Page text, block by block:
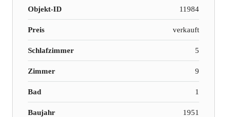
Objekt-ID 11984
Preis verkauft
Schlafzimmer 5
Zimmer 9
Bad 1
Baujahr 1951